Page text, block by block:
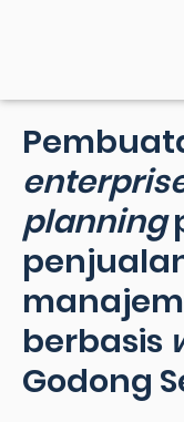
planning
berbasis
Godong